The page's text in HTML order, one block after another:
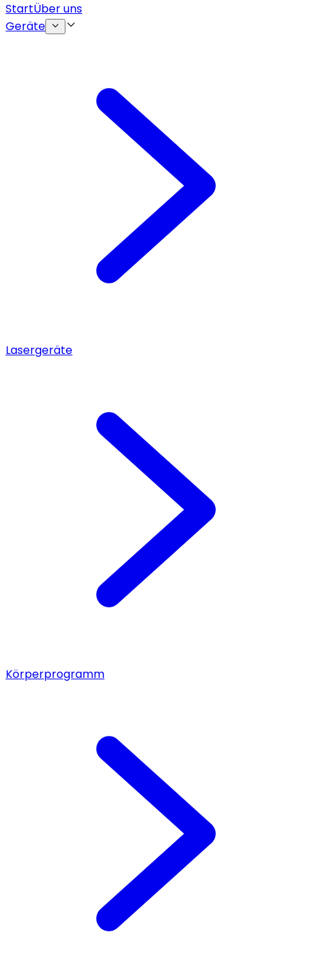
StartÜber uns
Geräte
Lasergeräte
Körperprogramm